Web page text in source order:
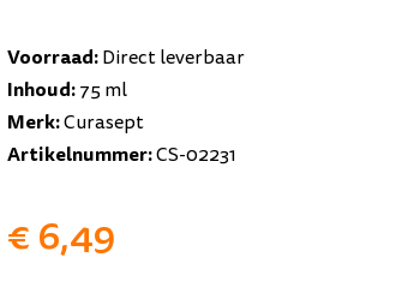
Voorraad:Direct leverbaar
Inhoud:75 ml
Merk:Curasept
Artikelnummer:CS-02231
€ 6,49